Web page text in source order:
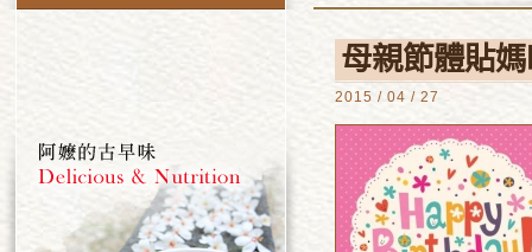
母親節體貼
2015 / 04 / 27